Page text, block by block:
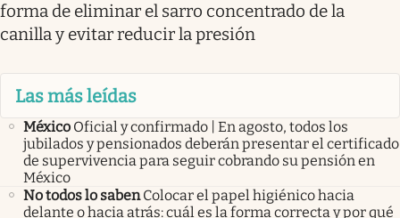
forma de eliminar el sarro concentrado de la
canilla y evitar reducir la presión
Las más leídas
México Oficial y confirmado | En agosto, todos los
jubilados y pensionados deberán presentar el certificado
de supervivencia para seguir cobrando su pensión en
México
No todos lo saben Colocar el papel higiénico hacia
delante o hacia atrás: cuál es la forma correcta y por qué